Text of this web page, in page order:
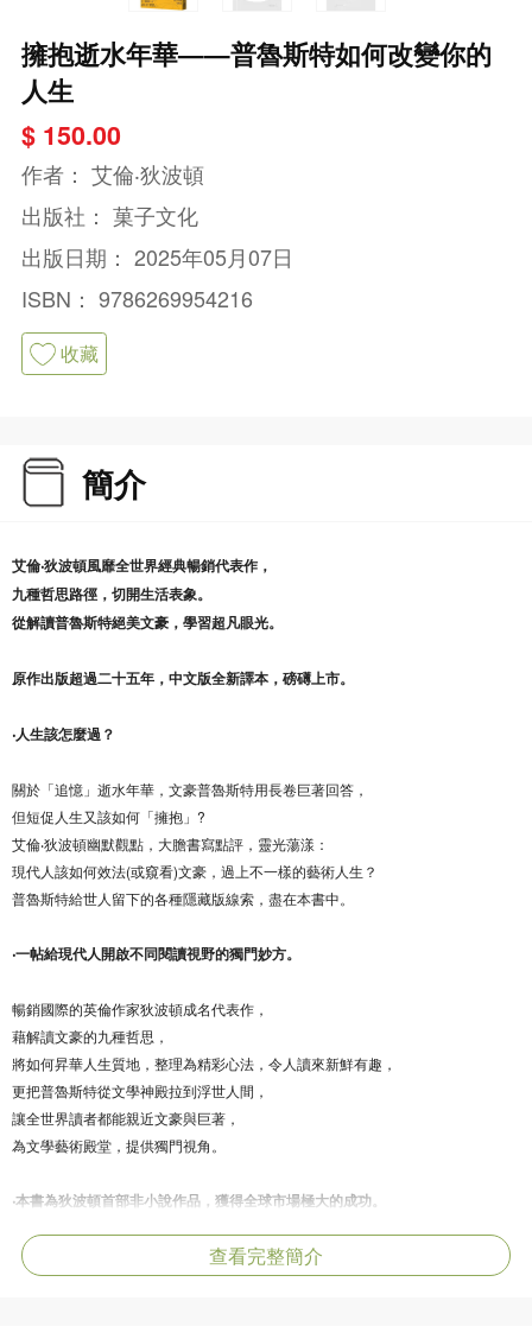
擁抱逝水年華——普魯斯特如何改變你的
人生
$ 150.00
作者： 艾倫‧狄波頓
出版社： 菓子文化
出版日期： 2025年05月07日
ISBN： 9786269954216
收藏
簡介
艾倫‧狄波頓風靡全世界經典暢銷代表作，
九種哲思路徑，切開生活表象。
從解讀普魯斯特絕美文豪，學習超凡眼光。
原作出版超過二十五年，中文版全新譯本，磅礡上市。
‧人生該怎麼過？
關於「追憶」逝水年華，文豪普魯斯特用長卷巨著回答，
但短促人生又該如何「擁抱」?
艾倫‧狄波頓幽默觀點，大膽書寫點評，靈光蕩漾：
現代人該如何效法(或窺看)文豪，過上不一樣的藝術人生？
普魯斯特給世人留下的各種隱藏版線索，盡在本書中。
‧一帖給現代人開啟不同閱讀視野的獨門妙方。
暢銷國際的英倫作家狄波頓成名代表作，
藉解讀文豪的九種哲思，
將如何昇華人生質地，整理為精彩心法，令人讀來新鮮有趣，
更把普魯斯特從文學神殿拉到浮世人間，
讓全世界讀者都能親近文豪與巨著，
為文學藝術殿堂，提供獨門視角。
‧本書為狄波頓首部非小說作品，獲得全球市場極大的成功。
以新穎的筆法，掀開世人閱讀與理解普魯斯特的新風潮，
為讀者不懈地翻動哲思浪花。
查看完整簡介